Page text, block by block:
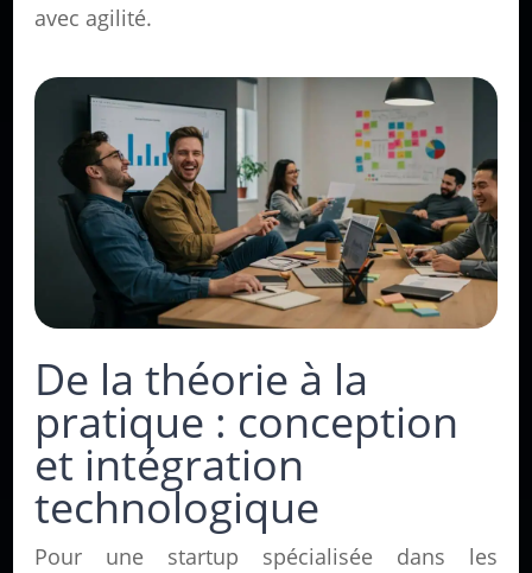
avec agilité.
De la théorie à la
pratique : conception
et intégration
technologique
Pour une startup spécialisée dans les